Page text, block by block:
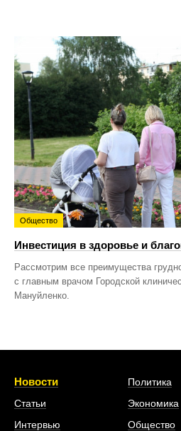
Общество
Инвестиция в здоровье и
Рассмотрим все преимущества
с главным врачом Городской
Мануйленко.
Новости
Статьи
Интервью
Политика
Экономика
Общество